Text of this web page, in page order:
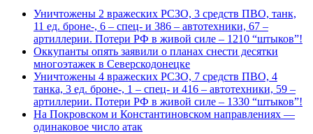
Уничтожены 2 вражеских РСЗО, 3 средств ПВО, танк,
11 ед. броне-, 6 – спец- и 386 – автотехники, 67 –
артиллерии. Потери РФ в живой силе – 1210 “штыков”!
Оккупанты опять заявили о планах снести десятки
многоэтажек в Северскодонецке
Уничтожены 4 вражеских РСЗО, 7 средств ПВО, 4
танка, 3 ед. броне-, 1 – спец- и 416 – автотехники, 59 –
артиллерии. Потери РФ в живой силе – 1330 “штыков”!
На Покровском и Константиновском направлениях —
одинаковое число атак